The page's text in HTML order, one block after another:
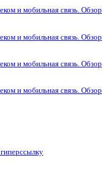
и мобильная связь. Обзор
и мобильная связь. Обзор
и мобильная связь. Обзор
и мобильная связь. Обзор